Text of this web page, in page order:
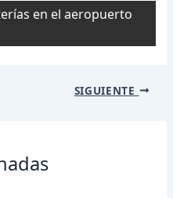
en el aeropuerto
SIGUIENTE